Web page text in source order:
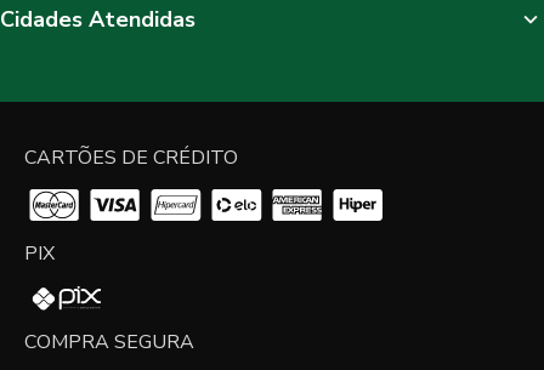
Cidades Atendidas
CARTÕES DE CRÉDITO
PIX
COMPRA SEGURA